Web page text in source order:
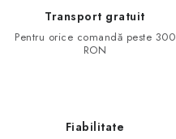
Transport gratuit
Pentru orice comandă peste 300
RON
Fiabilitate